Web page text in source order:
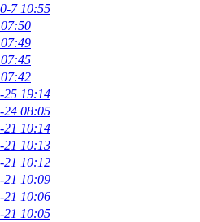
7 10:55
25 19:14
24 08:05
21 10:14
21 10:13
21 10:12
21 10:09
21 10:06
21 10:05